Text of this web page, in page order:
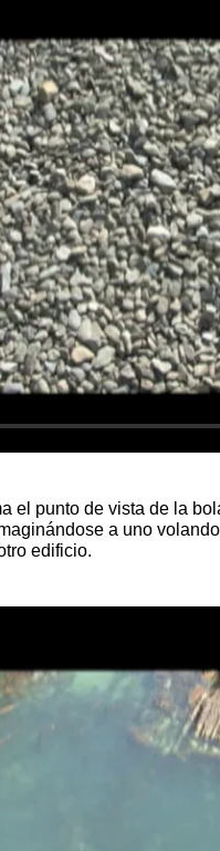
el punto de vista de la
a uno
edificio.